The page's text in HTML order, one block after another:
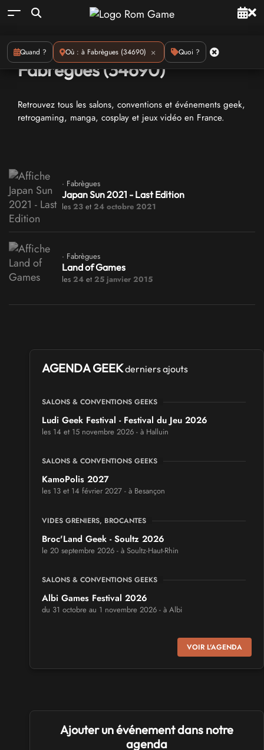
Quand ? Où : à Fabrègues (34690) × Quoi ?
Conventions geeks : à
Fabrègues (34690)
Retrouvez tous les salons, conventions et événements geek,
retrogaming, manga, cosplay et jeux vidéo en France.
· Fabrègues
Japan Sun 2021 - Last Edition
les 23 et 24 octobre 2021
· Fabrègues
Land of Games
les 24 et 25 janvier 2015
AGENDA GEEKderniers ajouts
SALONS & CONVENTIONS GEEKS
Ludi Geek Festival - Festival du Jeu 2026
les 14 et 15 novembre 2026 - à Halluin
SALONS & CONVENTIONS GEEKS
KamoPolis 2027
les 13 et 14 février 2027 - à Besançon
VIDES GRENIERS, BROCANTES
Broc'Land Geek - Soultz 2026
le 20 septembre 2026 - à Soultz-Haut-Rhin
SALONS & CONVENTIONS GEEKS
Albi Games Festival 2026
du 31 octobre au 1 novembre 2026 - à Albi
Virtual Calais - salon du jeu vidéo et des loisirs
numériques 2026
SALONS & CONVENTIONS GEEKS
Trolls et Légendes 2027
du 26 au 28 mars 2027 - à Mons
VOIR L'AGENDA
Ajouter un événement dans notre
agenda